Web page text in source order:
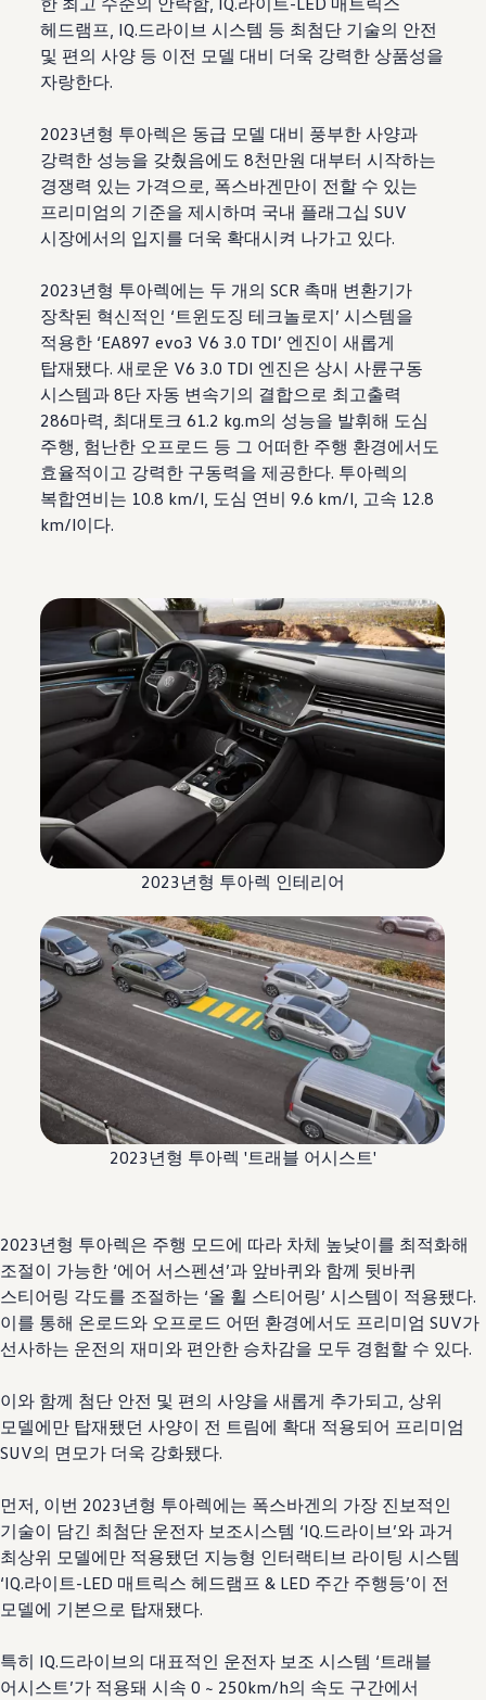
헤드램프, IQ.드라이브 시스템 등 최첨단 기술의 안전
및 편의 사양 등 이전 모델 대비 더욱 강력한 상품성을
자랑한다.
2023년형 투아렉은 동급 모델 대비 풍부한 사양과
강력한 성능을 갖췄음에도 8천만원 대부터 시작하는
경쟁력 있는 가격으로, 폭스바겐만이 전할 수 있는
프리미엄의 기준을 제시하며 국내 플래그십 SUV
시장에서의 입지를 더욱 확대시켜 나가고 있다.
2023년형 투아렉에는 두 개의 SCR 촉매 변환기가
장착된 혁신적인 ‘트윈도징 테크놀로지’ 시스템을
적용한 ‘EA897 evo3 V6 3.0 TDI’ 엔진이 새롭게
탑재됐다. 새로운 V6 3.0 TDI 엔진은 상시 사륜구동
시스템과 8단 자동 변속기의 결합으로 최고출력
286마력, 최대토크 61.2 kg.m의 성능을 발휘해 도심
주행, 험난한 오프로드 등 그 어떠한 주행 환경에서도
효율적이고 강력한 구동력을 제공한다. 투아렉의
복합연비는 10.8 km/l, 도심 연비 9.6 km/l, 고속 12.8
km/l이다.
2023년형 투아렉 인테리어
2023년형 투아렉 '트래블 어시스트'
2023년형 투아렉은 주행 모드에 따라 차체 높낮이를 최적화해
조절이 가능한 ‘에어 서스펜션’과 앞바퀴와 함께 뒷바퀴
스티어링 각도를 조절하는 ‘올 휠 스티어링’ 시스템이 적용됐다.
이를 통해 온로드와 오프로드 어떤 환경에서도 프리미엄 SUV가
선사하는 운전의 재미와 편안한 승차감을 모두 경험할 수 있다.
이와 함께 첨단 안전 및 편의 사양을 새롭게 추가되고, 상위
모델에만 탑재됐던 사양이 전 트림에 확대 적용되어 프리미엄
SUV의 면모가 더욱 강화됐다.
먼저, 이번 2023년형 투아렉에는 폭스바겐의 가장 진보적인
기술이 담긴 최첨단 운전자 보조시스템 ‘IQ.드라이브’와 과거
최상위 모델에만 적용됐던 지능형 인터랙티브 라이팅 시스템
‘IQ.라이트-LED 매트릭스 헤드램프 & LED 주간 주행등’이 전
모델에 기본으로 탑재됐다.
특히 IQ.드라이브의 대표적인 운전자 보조 시스템 ‘트래블
어시스트’가 적용돼 시속 0 ~ 250km/h의 속도 구간에서